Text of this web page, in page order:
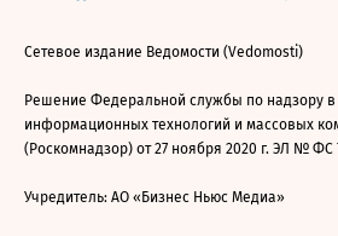
Сетевое издание Ведомости (Vedomosti)
Решение Федеральной службы по надзору
информационных технологий и массовых
(Роскомнадзор) от 27 ноября 2020 г. ЭЛ № ФС
Учредитель: АО «Бизнес Ньюс Медиа»